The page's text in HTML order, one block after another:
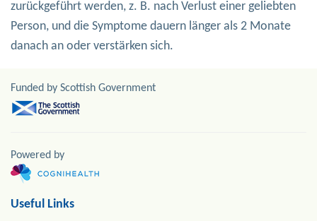
zurückgeführt werden, z. B. nach Verlust einer geliebten
Person, und die Symptome dauern länger als 2 Monate
danach an oder verstärken sich.
Funded by Scottish Government
Powered by
Useful Links